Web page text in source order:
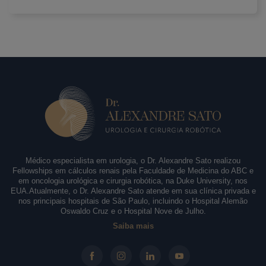
Médico especialista em urologia, o Dr. Alexandre Sato realizou
Fellowships em cálculos renais pela Faculdade de Medicina do ABC e
em oncologia urológica e cirurgia robótica, na Duke University, nos
EUA.Atualmente, o Dr. Alexandre Sato atende em sua clínica privada e
nos principais hospitais de São Paulo, incluindo o Hospital Alemão
Oswaldo Cruz e o Hospital Nove de Julho.
Saiba mais